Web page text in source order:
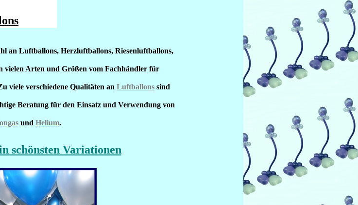
an Luftballons, Herzluftballons, Riesenluftballons,
Arten und Größen vom Fachhändler für
viele verschiedene Qualitäten an Luftballons sind
Beratung für den Einsatz und Verwendung von
und Helium.
schönsten Variationen